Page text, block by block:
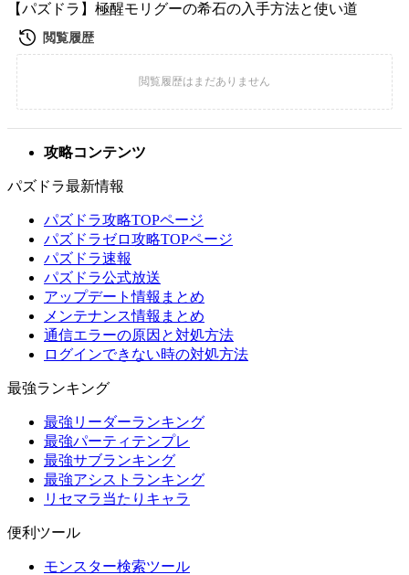
【パズドラ】極醒モリグーの希石の入手方法と使い道
攻略コンテンツ
パズドラ最新情報
パズドラ攻略TOPページ
パズドラゼロ攻略TOPページ
パズドラ速報
パズドラ公式放送
アップデート情報まとめ
メンテナンス情報まとめ
通信エラーの原因と対処方法
ログインできない時の対処方法
最強ランキング
最強リーダーランキング
最強パーティテンプレ
最強サブランキング
最強アシストランキング
リセマラ当たりキャラ
便利ツール
モンスター検索ツール